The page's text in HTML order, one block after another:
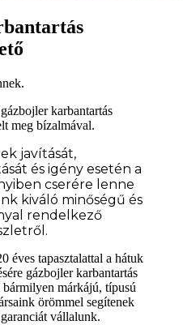
karbantartás
meg bízalmával.
javítását,
és igény esetén a
cserére lenne
kiváló minőségű és
rendelkező
éves tapasztalattal a hátuk
gázbojler karbantartás
márkájú, típusú
örömmel segítenek
vállalunk.